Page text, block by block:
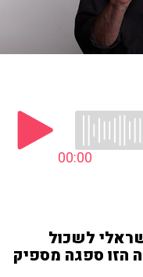
00:00
לשכול
הזו ספגה מספיק